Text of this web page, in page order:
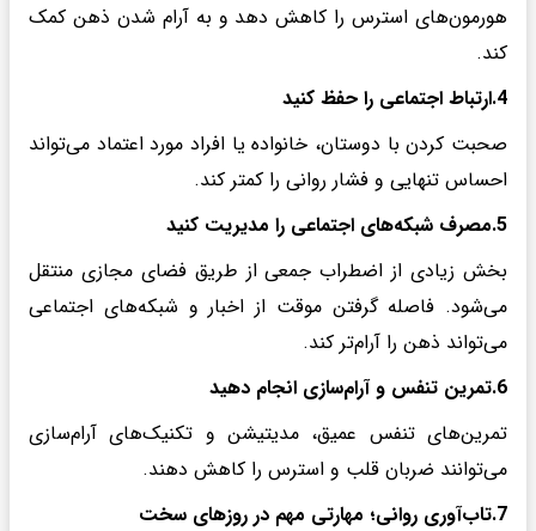
هورمون‌های استرس را کاهش دهد و به آرام شدن ذهن کمک
کند.
4.ارتباط اجتماعی را حفظ کنید
صحبت کردن با دوستان، خانواده یا افراد مورد اعتماد می‌تواند
احساس تنهایی و فشار روانی را کمتر کند.
5.مصرف شبکه‌های اجتماعی را مدیریت کنید
بخش زیادی از اضطراب جمعی از طریق فضای مجازی منتقل
می‌شود. فاصله گرفتن موقت از اخبار و شبکه‌های اجتماعی
می‌تواند ذهن را آرام‌تر کند.
6.تمرین تنفس و آرام‌سازی انجام دهید
تمرین‌های تنفس عمیق، مدیتیشن و تکنیک‌های آرام‌سازی
می‌توانند ضربان قلب و استرس را کاهش دهند.
7.تاب‌آوری روانی؛ مهارتی مهم در روزهای سخت